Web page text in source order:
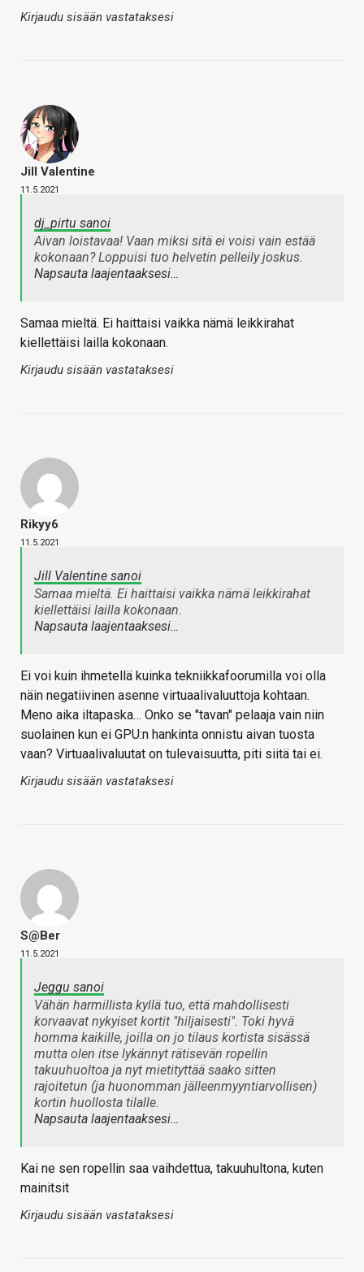
Kirjaudu sisään vastataksesi
Jill Valentine
11.5.2021
dj_pirtu sanoi
Aivan loistavaa! Vaan miksi sitä ei voisi vain estää
kokonaan? Loppuisi tuo helvetin pelleily joskus.
Napsauta laajentaaksesi…
Samaa mieltä. Ei haittaisi vaikka nämä leikkirahat
kiellettäisi lailla kokonaan.
Kirjaudu sisään vastataksesi
Rikyy6
11.5.2021
Jill Valentine sanoi
Samaa mieltä. Ei haittaisi vaikka nämä leikkirahat
kiellettäisi lailla kokonaan.
Napsauta laajentaaksesi…
Ei voi kuin ihmetellä kuinka tekniikkafoorumilla voi olla
näin negatiivinen asenne virtuaalivaluuttoja kohtaan.
Meno aika iltapaska… Onko se "tavan" pelaaja vain niin
suolainen kun ei GPU:n hankinta onnistu aivan tuosta
vaan? Virtuaalivaluutat on tulevaisuutta, piti siitä tai ei.
Kirjaudu sisään vastataksesi
S@ber
11.5.2021
Jeggu sanoi
Vähän harmillista kyllä tuo, että mahdollisesti
korvaavat nykyiset kortit "hiljaisesti". Toki hyvä
homma kaikille, joilla on jo tilaus kortista sisässä
mutta olen itse lykännyt rätisevän ropellin
takuuhuoltoa ja nyt mietityttää saako sitten
rajoitetun (ja huonomman jälleenmyyntiarvollisen)
kortin huollosta tilalle.
Napsauta laajentaaksesi…
Kai ne sen ropellin saa vaihdettua, takuuhultona, kuten
mainitsit
Kirjaudu sisään vastataksesi